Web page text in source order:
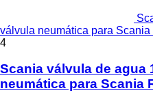
válvula neumática para
4
Scania válvula de agua
neumática para Scania